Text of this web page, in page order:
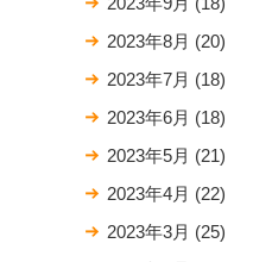
2023年8月 (20)
2023年7月 (18)
2023年6月 (18)
2023年5月 (21)
2023年4月 (22)
2023年3月 (25)